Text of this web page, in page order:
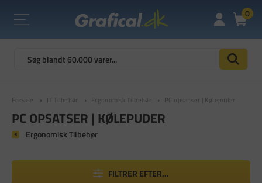
0
Forside IT Tilbehør Ergonomisk Tilbehør PC opsatser | Kølepuder
PC OPSATSER | KØLEPUDER
Ergonomisk Tilbehør
FILTRER EFTER...